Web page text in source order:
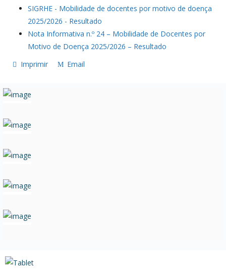
SIGRHE - Mobilidade de docentes por motivo de doença
2025/2026 - Resultado
Nota Informativa n.º 24 – Mobilidade de Docentes por
Motivo de Doença 2025/2026 – Resultado
Imprimir
Email